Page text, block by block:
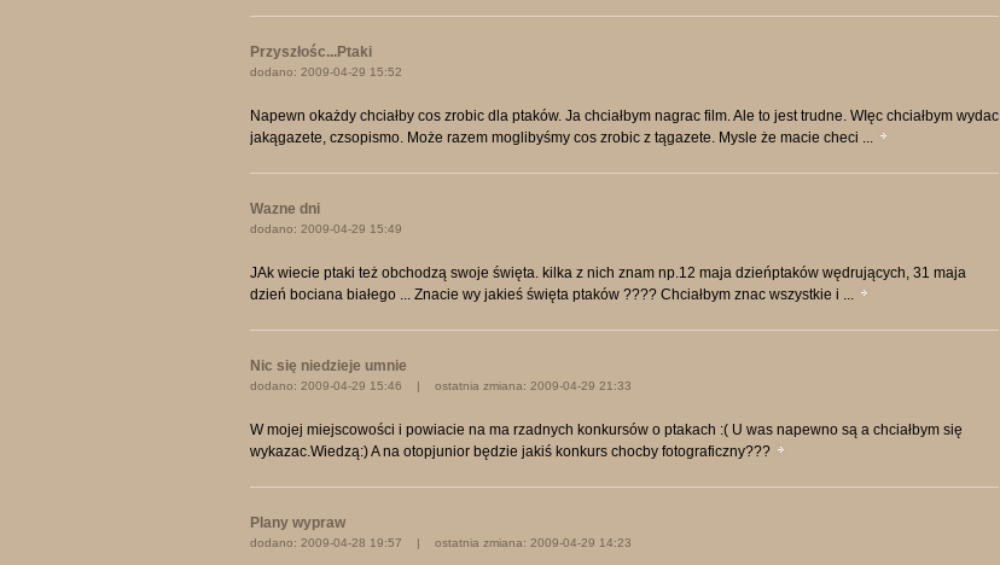
Przyszłośc...Ptaki
dodano: 2009-04-29 15:52
Napewn okażdy chciałby cos zrobic dla ptaków. Ja chciałbym nagrac film. Ale to jest trudne. WIęc chciałbym wydac
jakągazete, czsopismo. Może razem moglibyśmy cos zrobic z tągazete. Mysle że macie checi ...
Wazne dni
dodano: 2009-04-29 15:49
JAk wiecie ptaki też obchodzą swoje święta. kilka z nich znam np.12 maja dzieńptaków wędrujących, 31 maja
dzień bociana białego ... Znacie wy jakieś święta ptaków ???? Chciałbym znac wszystkie i ...
Nic się niedzieje umnie
dodano: 2009-04-29 15:46 | ostatnia zmiana: 2009-04-29 21:33
W mojej miejscowości i powiacie na ma rzadnych konkursów o ptakach :( U was napewno są a chciałbym się
wykazac.Wiedzą:) A na otopjunior będzie jakiś konkurs chocby fotograficzny???
Plany wypraw
dodano: 2009-04-28 19:57 | ostatnia zmiana: 2009-04-29 14:23